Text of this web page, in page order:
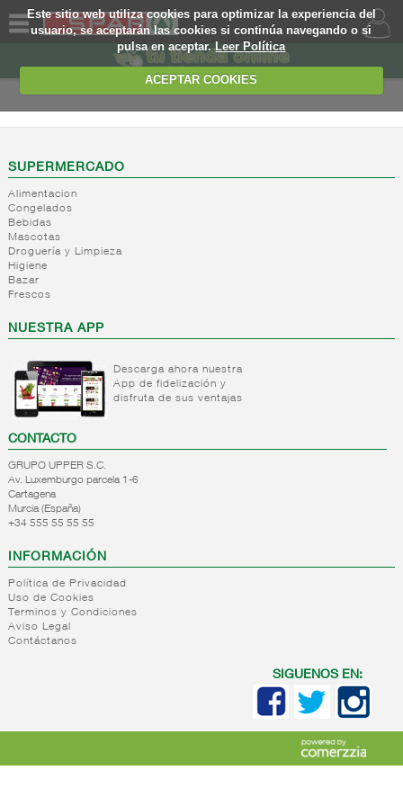
Este sitio web utiliza cookies para optimizar la experiencia del
usuario, se aceptarán las cookies si continúa navegando o si
pulsa en aceptar.Leer Política
ACEPTAR COOKIES
SOMOS
WEB
EJEMPLO
SUPERMERCADO
Alimentacion
Congelados
Bebidas
Mascotas
Droguería y Limpieza
Higiene
Bazar
Frescos
NUESTRA APP
Descarga ahora nuestra
App de fidelización y
disfruta de sus ventajas
CONTACTO
GRUPO UPPER S.C.
Av. Luxemburgo parcela 1-6
Cartagena
Murcia (España)
+34 555 55 55 55
INFORMACIÓN
Política de Privacidad
Uso de Cookies
Terminos y Condiciones
Aviso Legal
Contáctanos
SIGUENOS EN: